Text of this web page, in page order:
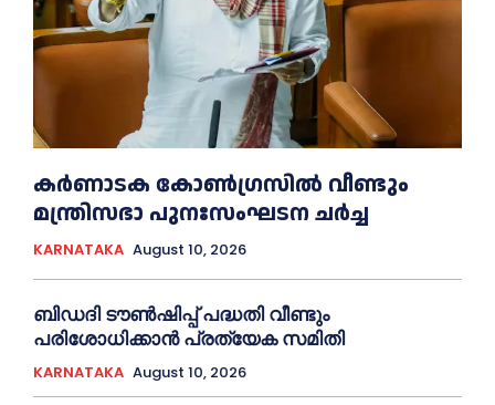
കർണാടക കോൺഗ്രസിൽ വീണ്ടും
മന്ത്രിസഭാ പുനഃസംഘടന ചർച്ച
KARNATAKA August 10, 2026
ബിഡദി ടൗൺഷിപ്പ് പദ്ധതി വീണ്ടും
പരിശോധിക്കാൻ പ്രത്യേക സമിതി
KARNATAKA August 10, 2026